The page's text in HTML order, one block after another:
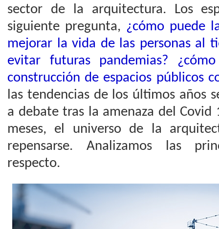
sector de la arquitectura. Los
siguiente pregunta, ¿cómo puede
mejorar la vida de las personas al
evitar futuras pandemias?
construcción de espacios públicos
las tendencias de los últimos años
a debate tras la amenaza del Covid
meses, el universo de la
repensarse. Analizamos las
respecto.